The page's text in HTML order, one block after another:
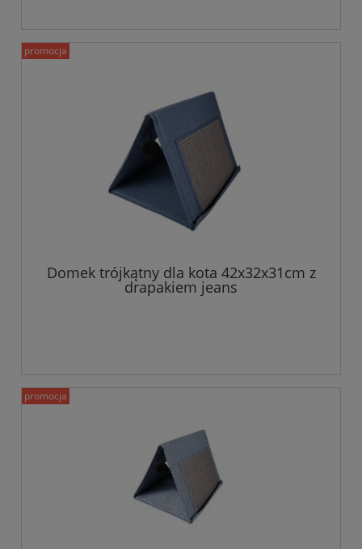
Domek trójkątny dla kota 42x32x31cm z
drapakiem jeans
promocja
promocja